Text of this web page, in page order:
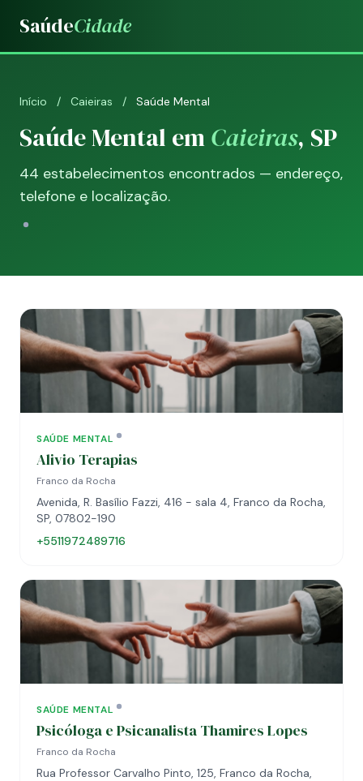
SaúdeCidade
Início / Caieiras / Saúde Mental
Saúde Mental emCaieiras, SP
44 estabelecimentos encontrados — endereço,
telefone e localização.
SAÚDE MENTAL
Alivio Terapias
Franco da Rocha
Avenida, R. Basílio Fazzi, 416 - sala 4, Franco da Rocha,
SP, 07802-190
+5511972489716
SAÚDE MENTAL
Psicóloga e Psicanalista Thamires Lopes
Franco da Rocha
Rua Professor Carvalho Pinto, 125, Franco da Rocha,